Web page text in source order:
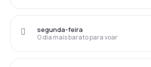
O dia mais barato para voar
segunda-feira